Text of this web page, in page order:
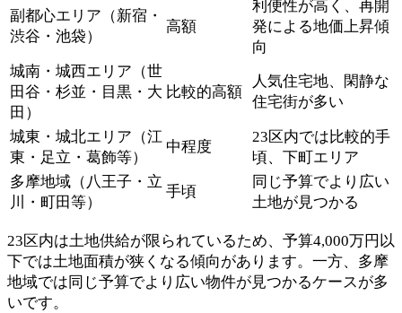
副都心エリア（新宿・
渋谷・池袋）
高額
利便性が高く、再開
発による地価上昇傾
向
城南・城西エリア（世
田谷・杉並・目黒・大
田）
比較的高額
人気住宅地、閑静な
住宅街が多い
城東・城北エリア（江
東・足立・葛飾等）
中程度
23区内では比較的手
頃、下町エリア
多摩地域（八王子・立
川・町田等）
手頃
同じ予算でより広い
土地が見つかる
23区内は土地供給が限られているため、予算4,000万円以
下では土地面積が狭くなる傾向があります。一方、多摩
地域では同じ予算でより広い物件が見つかるケースが多
いです。